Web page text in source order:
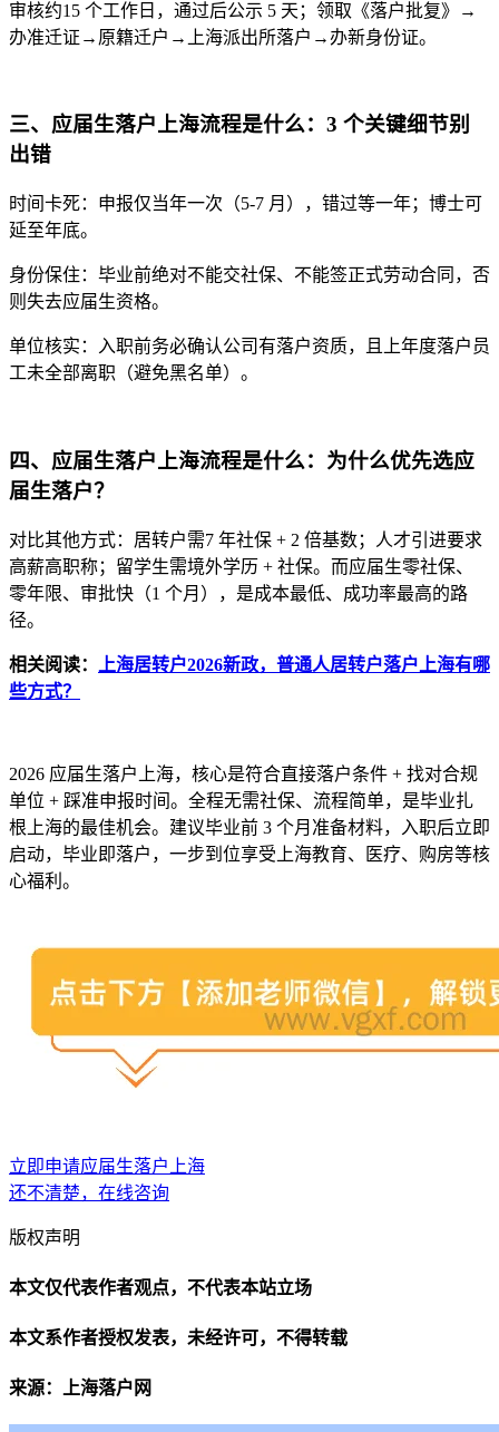
审核约15 个工作日，通过后公示 5 天；领取《落户批复》→
办准迁证→原籍迁户→上海派出所落户→办新身份证。
三、应届生落户上海流程是什么：3 个关键细节别
出错
时间卡死：申报仅当年一次（5-7 月），错过等一年；博士可
延至年底。
身份保住：毕业前绝对不能交社保、不能签正式劳动合同，否
则失去应届生资格。
单位核实：入职前务必确认公司有落户资质，且上年度落户员
工未全部离职（避免黑名单）。
四、应届生落户上海流程是什么：为什么优先选应
届生落户？
对比其他方式：居转户需7 年社保 + 2 倍基数；人才引进要求
高薪高职称；留学生需境外学历 + 社保。而应届生零社保、
零年限、审批快（1 个月），是成本最低、成功率最高的路
径。
相关阅读：
上海居转户2026新政，普通人居转户落户上海有哪
些方式？
2026 应届生落户上海，核心是符合直接落户条件 + 找对合规
单位 + 踩准申报时间。全程无需社保、流程简单，是毕业扎
根上海的最佳机会。建议毕业前 3 个月准备材料，入职后立即
启动，毕业即落户，一步到位享受上海教育、医疗、购房等核
心福利。
立即申请应届生落户上海
还不清楚，在线咨询
版权声明
本文仅代表作者观点，不代表本站立场
本文系作者授权发表，未经许可，不得转载
来源：上海落户网